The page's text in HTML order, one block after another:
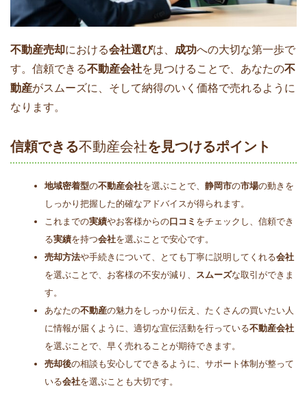
不動産売却における会社選びは、 成功への大切な第一歩で
す。信頼できる不動産会社を見つけることで、あなたの不
動産がスムーズに、そして納得のいく価格で売れるように
なります。
信頼できる不動産会社を見つけるポイント
地域密着型の不動産会社を選ぶことで、 静岡市の市場の動きを
しっかり把握した的確なアドバイスが得られます。
これまでの実績やお客様からの口コミ をチェックし、信頼でき
る実績を持つ会社を選ぶことで安心です。
売却方法や手続きについて、とても丁寧に説明してくれる会社
を選ぶことで、お客様の不安が減り、
スムーズな取引ができま
す。
あなたの不動産の魅力をしっかり伝え、たくさんの買いたい人
に情報が届くように、適切な宣伝活動を行っている不動産会社
を選ぶことで、早く売れることが期待できます。
売却後の相談も安心してできるように、サポート体制が整って
いる会社を選ぶことも大切です。